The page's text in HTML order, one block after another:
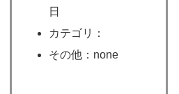
日
カテゴリ：
その他：none